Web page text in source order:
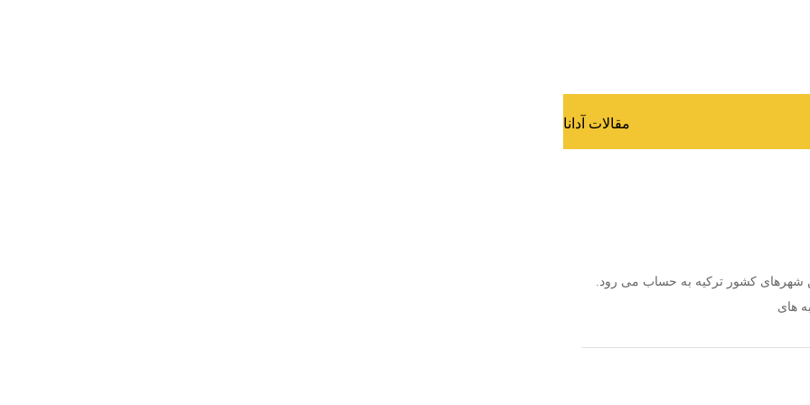
مقالات آدانا
شهرهای کشور ترکیه به حساب می رود.
های